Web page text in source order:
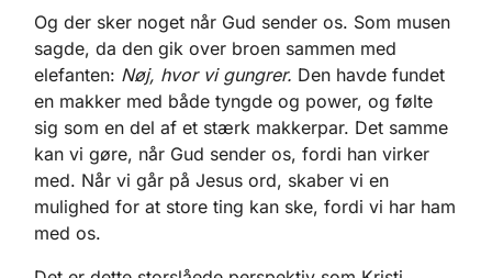
Og der sker noget når Gud sender os. Som musen
sagde, da den gik over broen sammen med
elefanten: Nøj, hvor vi gungrer. Den havde fundet
en makker med både tyngde og power, og følte
sig som en del af et stærk makkerpar. Det samme
kan vi gøre, når Gud sender os, fordi han virker
med. Når vi går på Jesus ord, skaber vi en
mulighed for at store ting kan ske, fordi vi har ham
med os.